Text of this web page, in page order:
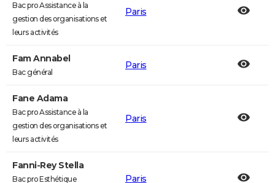
Bac pro Assistance à la
gestion des organisations et
leurs activités
Paris
Fam Annabel
Bac général
Paris
Fane Adama
Bac pro Assistance à la
gestion des organisations et
leurs activités
Paris
Fanni-Rey Stella
Bac pro Esthétique
Paris